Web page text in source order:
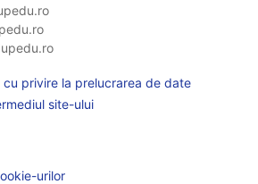
privire la prelucrarea de date
site-ului
urilor